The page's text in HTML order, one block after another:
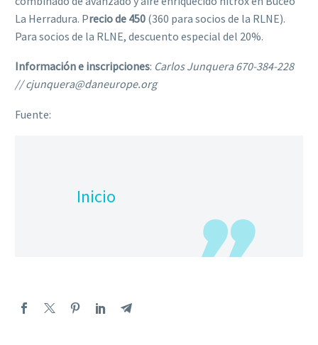
La Herradura. Precio de 450 (360 para socios de la RLNE).
Para socios de la RLNE, descuento especial del 20%.
Información e inscripciones: Carlos Junquera 670-384-228
// cjunquera@daneurope.org
Fuente:
Inicio